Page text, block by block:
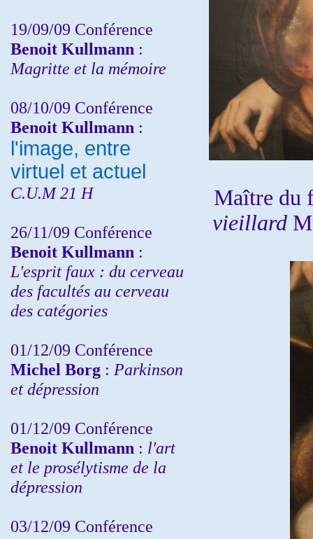
19/09/09 Conférence
Benoit Kullmann :
Magritte et la mémoire
08/10/09 Conférence
Benoit Kullmann :
l'image, entre
virtuel et actuel
C.U.M 21 H
26/11/09 Conférence
Benoit Kullmann :
L'esprit faux : du cerveau
des facultés au cerveau
des catégories
01/12/09 Conférence
Michel Borg : Parkinson
et dépression
01/12/09 Conférence
Benoit Kullmann : l'art
et le prosélytisme de la
dépression
03/12/09 Conférence
Maître du
vieillard